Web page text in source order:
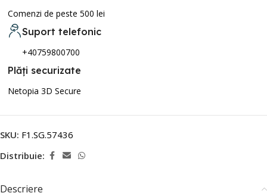
Comenzi de peste 500 lei
Suport telefonic
+40759800700
Plăți securizate
Netopia 3D Secure
SKU: F1.SG.57436
Distribuie:
Descriere